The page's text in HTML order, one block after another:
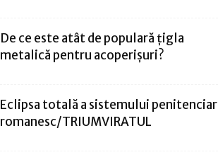
De ce este atât de populară țigla
metalică pentru acoperișuri?
Eclipsa totală a sistemului penitenciar
romanesc/TRIUMVIRATUL